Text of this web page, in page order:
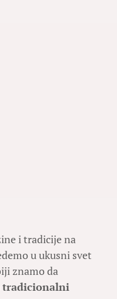
i tradicije na
u ukusni svet
znamo da
tradicionalni